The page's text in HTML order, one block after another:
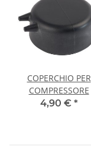
COPERCHIO PER
COMPRESSORE
4,90 € *